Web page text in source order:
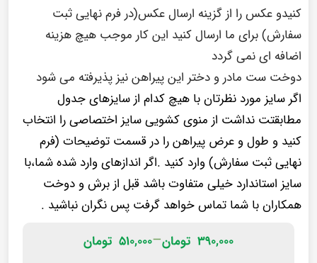
کنیدو عکس را از گزینه ارسال عکس(در فرم نهایی ثبت
سفارش) برای ما ارسال کنید این کار موجب هیچ هزینه
اضافه ای نمی گردد
دوخت ست مادر و دختر این پیراهن نیز پذیرفته می شود
اگر سایز مورد نظرتان با هیچ کدام از سایزهای جدول
مطابقتت نداشت از منوی کشویی سایز اختصاصی را انتخاب
کنید و طول و عرض پیراهن را در قسمت توضیحات (فرم
نهایی ثبت سفارش) وارد کنید .اگر اندازهای وارد شده شما،با
سایز استاندارد خیلی متفاوت باشد قبل از برش و دوخت
همکاران با شما تماس خواهد گرفت پس نگران نباشید .
۳۹۰,۰۰۰ تومان–۵۱۰,۰۰۰ تومان